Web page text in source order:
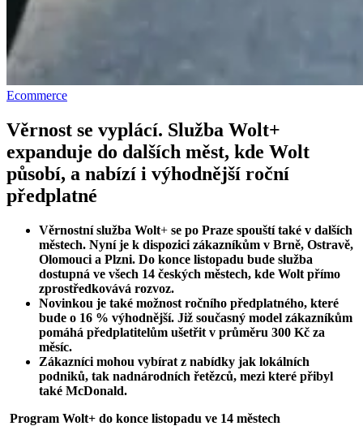
Ecommerce
Věrnost se vyplácí. Služba Wolt+
expanduje do dalších měst, kde Wolt
působí, a nabízí i výhodnější roční
předplatné
Věrnostní služba Wolt+ se po Praze spouští také v dalších
městech. Nyní je k dispozici zákazníkům v Brně, Ostravě,
Olomouci a Plzni. Do konce listopadu bude služba
dostupná ve všech 14 českých městech, kde Wolt přímo
zprostředkovává rozvoz.
Novinkou je také možnost ročního předplatného, které
bude o 16 % výhodnější. Již současný model zákazníkům
pomáhá předplatitelům ušetřit v průměru 300 Kč za
měsíc.
Zákazníci mohou vybírat z nabídky jak lokálních
podniků, tak nadnárodních řetězců, mezi které přibyl
také McDonald.
Program Wolt+ do konce listopadu ve 14 městech